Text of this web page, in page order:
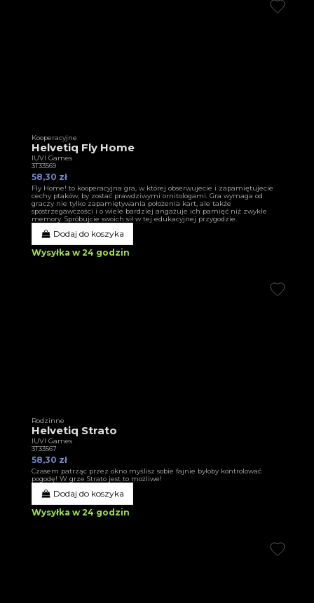
Kooperacyjne
Helvetiq Fly Home
IUVI Games
3T33569
58,30 zł
Fly Home! to kooperacyjna gra, w której obserwujecie i zapamiętujecie
cechy ptaków, by zostać prawdziwymi ornitologami. Gra wymaga od
graczy nie tylko zapamiętywania położenia kart, ale także
spostrzegawczości i o wiele bardziej angażuje ich pamięć niż zwykłe
memory. Spróbujcie swoich sił w tej edukacyjnej przygodzie.
Dodaj do koszyka
Wysyłka w 24 godzin
Rodzinne
Helvetiq Strato
IUVI Games
3T33567
58,30 zł
Czasem patrząc przez okno myślisz sobie fajnie byłoby kontrolować
pogodę! W grze Strato jest to możliwe!
Dodaj do koszyka
Wysyłka w 24 godzin